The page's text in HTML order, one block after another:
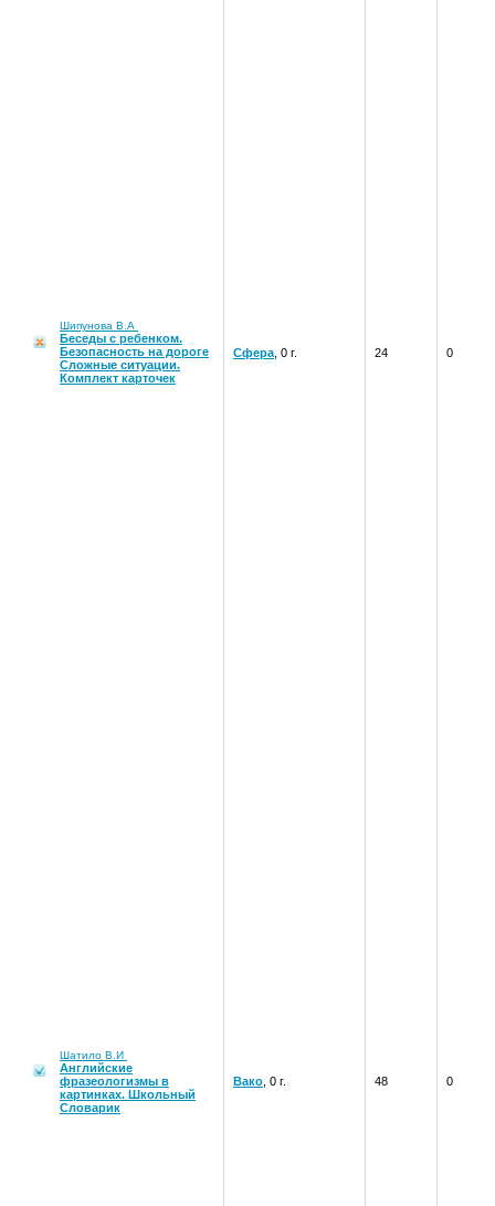
Шипунова В.А
Беседы с ребенком.
Безопасность на дороге
Сложные ситуации.
Комплект карточек
Сфера , 0 г. 24 0
Шатило В.И
Английские
фразеологизмы в
картинках. Школьный
Словарик
Вако , 0 г. 48 0